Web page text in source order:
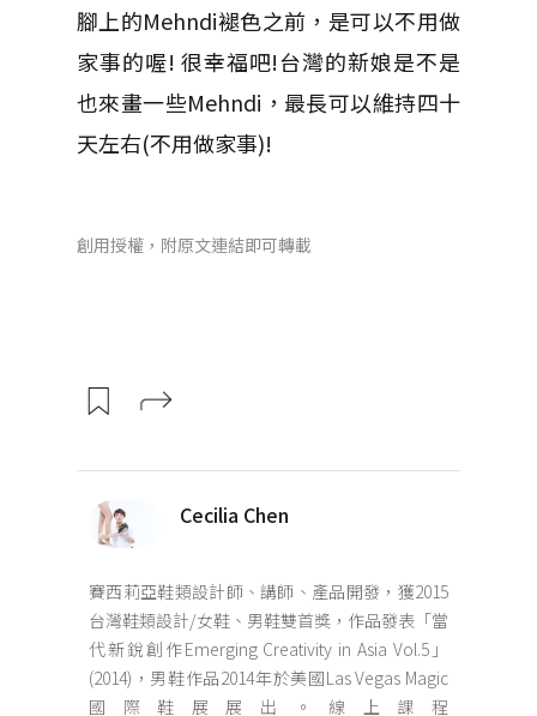
腳上的Mehndi褪色之前，是可以不用做
家事的喔! 很幸福吧!台灣的新娘是不是
也來畫一些Mehndi，最長可以維持四十
天左右(不用做家事)!
創用授權，附原文連結即可轉載
Cecilia Chen
賽西莉亞鞋類設計師、講師、產品開發，獲2015
台灣鞋類設計/女鞋、男鞋雙首獎，作品發表「當
代新銳創作Emerging Creativity in Asia Vol.5」
(2014)，男鞋作品2014年於美國Las Vegas Magic
國際鞋展展出。線上課程